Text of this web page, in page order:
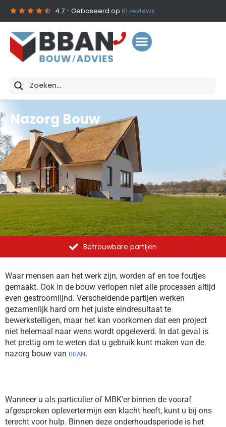
4.7- Gebaseerd op 61 reviews
Nazorg Bouw
Betrouwbare partijen
Waar mensen aan het werk zijn, worden af en toe foutjes
gemaakt. Ook in de bouw verlopen niet alle processen altijd
even gestroomlijnd. Verscheidende partijen werken
gezamenlijk hard om het juiste eindresultaat te
bewerkstelligen, maar het kan voorkomen dat een project
niet helemaal naar wens wordt opgeleverd. In dat geval is
het prettig om te weten dat u gebruik kunt maken van de
nazorg bouw van BBAN.
Wanneer u als particulier of MBK’er binnen de vooraf
afgesproken oplevertermijn een klacht heeft, kunt u bij ons
terecht voor hulp. Binnen deze onderhoudsperiode is het